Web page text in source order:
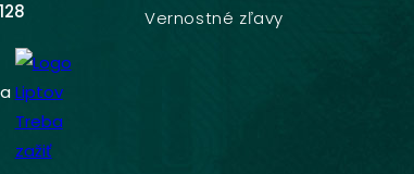
Vernostné zľavy